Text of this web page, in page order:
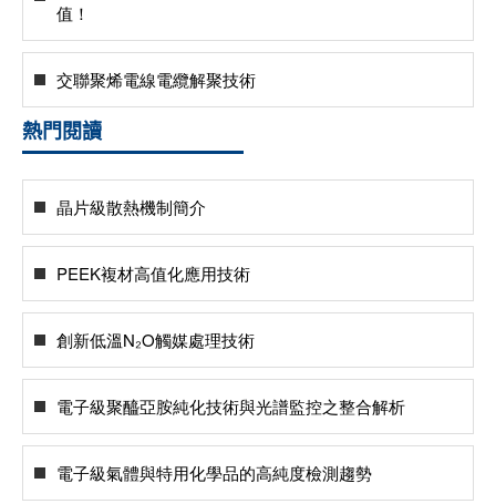
值！
交聯聚烯電線電纜解聚技術
熱門閱讀
晶片級散熱機制簡介
PEEK複材高值化應用技術
創新低溫N₂O觸媒處理技術
電子級聚醯亞胺純化技術與光譜監控之整合解析
電子級氣體與特用化學品的高純度檢測趨勢